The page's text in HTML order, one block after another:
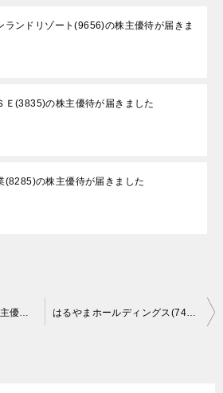
ランドリゾート(9656)の株主優待が届きま
Ｅ(3835)の株主優待が届きました
(8285)の株主優待が届きました
ハイデイ日高(7611)の株主優待が届きました はるやまホールディングス(7416)の株主優待が届きました